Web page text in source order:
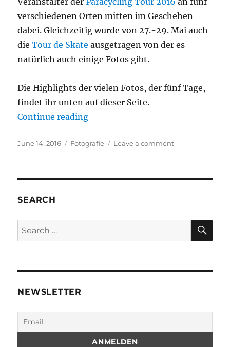
verschiedenen Orten mitten im Geschehen
dabei. Gleichzeitig wurde von 27.-29. Mai auch
dieTour de Skate ausgetragen von der es
natürlich auch einige Fotos gibt.
Die Highlights der vielen Fotos, der fünf Tage,
findet ihr unten auf dieser Seite.
Continue reading“Paracycling Tour 2016”
Posted
June 14, 2016 Categories
Fotografie Leave a commenton
SEARCH
Search
for:
NEWSLETTER